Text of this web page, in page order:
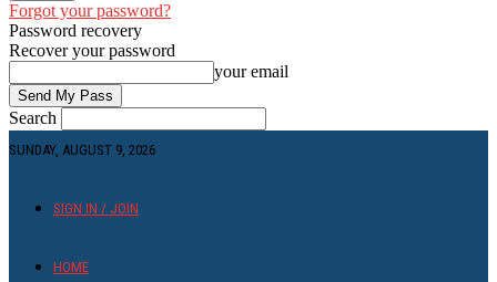
Forgot your password?
Password recovery
Recover your password
your email
Search
SUNDAY, AUGUST 9, 2026
SIGN IN / JOIN
HOME